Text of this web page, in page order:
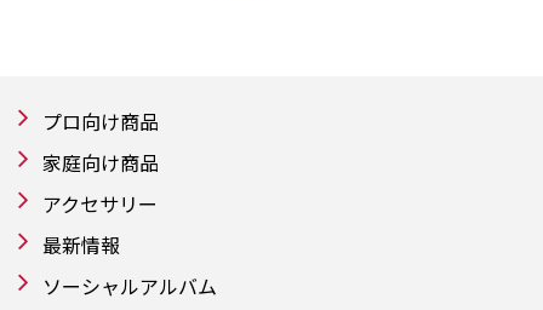
プロ向け商品
家庭向け商品
アクセサリー
最新情報
ソーシャルアルバム